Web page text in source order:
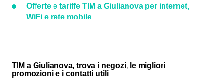
Offerte e tariffe TIM a Giulianova per internet,
WiFi e rete mobile
TIM a Giulianova, trova i negozi, le migliori
promozioni e i contatti utili